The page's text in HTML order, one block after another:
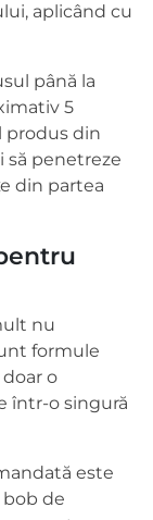
aplicând cu
până la
5
produs din
să penetreze
din partea
nu
formule
o
într-o singură
este
de